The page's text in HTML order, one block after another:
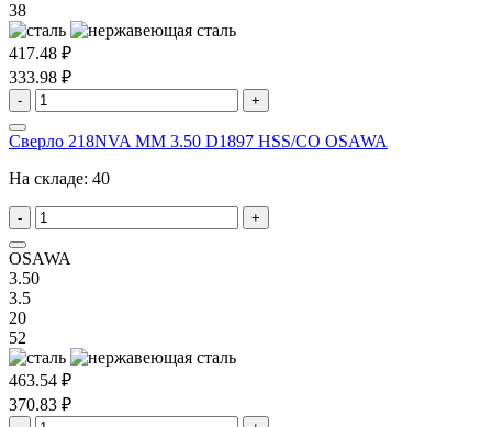
38
417.48 ₽
333.98 ₽
- +
Сверло 218NVA MM 3.50 D1897 HSS/CO OSAWA
На складе: 40
- +
OSAWA
3.50
3.5
20
52
463.54 ₽
370.83 ₽